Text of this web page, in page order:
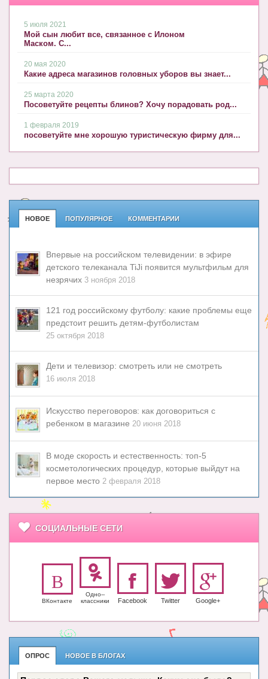
5 июля 2021
Мой сын любит все, связанное с Илоном
Маском. С...
20 мая 2020
Какие адреса магазинов головных уборов вы знает...
25 марта 2020
Посоветуйте рецепты блинов? Хочу порадовать род...
1 февраля 2019
посоветуйте мне хорошую туристическую фирму для...
НОВОЕ ПОПУЛЯРНОЕ КОММЕНТАРИИ
Впервые на российском телевидении: в эфире
детского телеканала TiJi появится мультфильм для
незрячих 3 ноября 2018
121 год российскому футболу: какие проблемы еще
предстоит решить детям-футболистам
25 октября 2018
Дети и телевизор: смотреть или не смотреть
16 июля 2018
Искусство переговоров: как договориться с
ребенком в магазине 20 июня 2018
В моде скорость и естественность: топ-5
косметологических процедур, которые выйдут на
первое место 2 февраля 2018
СОЦИАЛЬНЫЕ СЕТИ
ВКонтакте
Одно-­
класс­ники
Facebook Twitter Google+
ОПРОС НОВОЕ В БЛОГАХ